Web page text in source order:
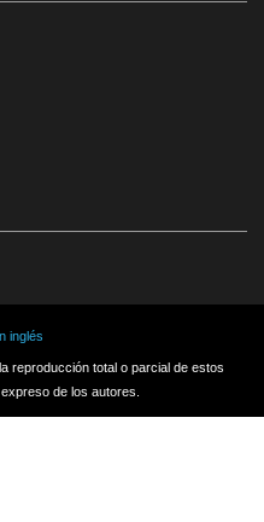
inglés
reproducción total o parcial de estos
de los autores.